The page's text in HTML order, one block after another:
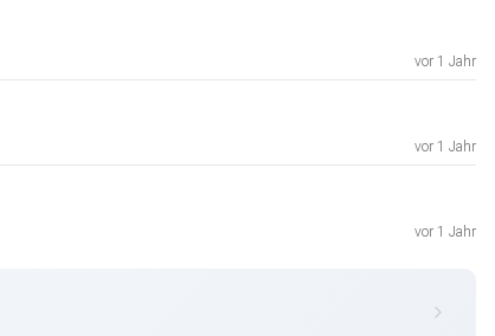
vor 1 Jahr
vor 1 Jahr
vor 1 Jahr